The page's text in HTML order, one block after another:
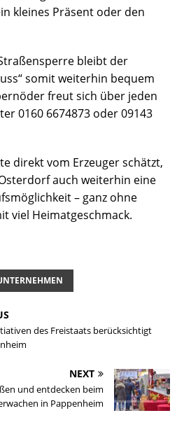
kleines Präsent oder den
bleibt der
somit weiterhin bequem
freut sich über jeden
0160 6674873 oder 09143
direkt vom Erzeuger schätzt,
auch weiterhin eine
– ganz ohne
viel Heimatgeschmack.
des Freistaats berücksichtigt
NEXT
und entdecken beim
in Pappenheim